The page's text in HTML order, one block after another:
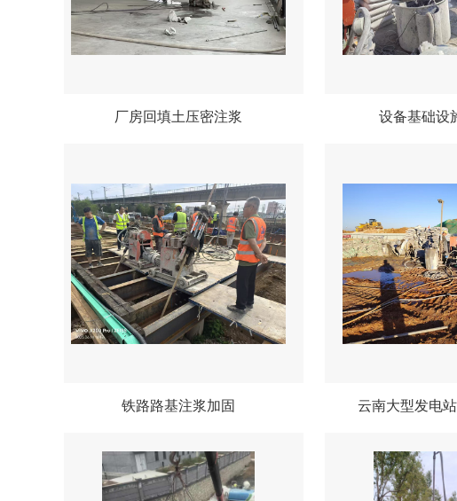
厂房回填土压密注浆 设备基础设
铁路路基注浆加固 云南大型发电